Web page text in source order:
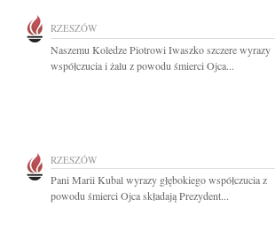
RZESZÓW
Naszemu Koledze Piotrowi Iwaszko szczere wyrazy
współczucia i żalu z powodu śmierci Ojca...
RZESZÓW
Pani Marii Kubal wyrazy głębokiego współczucia z
powodu śmierci Ojca składają Prezydent...